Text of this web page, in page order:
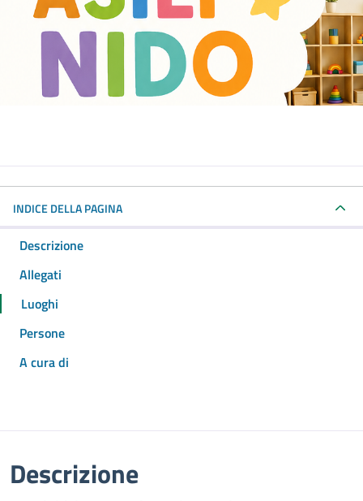
INDICE DELLA PAGINA
Descrizione
Allegati
Luoghi
Persone
A cura di
Descrizione